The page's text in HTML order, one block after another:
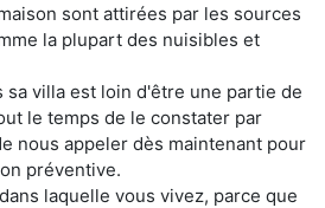
sont attirées par les sources
la plupart des nuisibles et
sa villa est loin d'être une partie de
le temps de le constater par
nous appeler dès maintenant pour
préventive.
laquelle vous vivez, parce que